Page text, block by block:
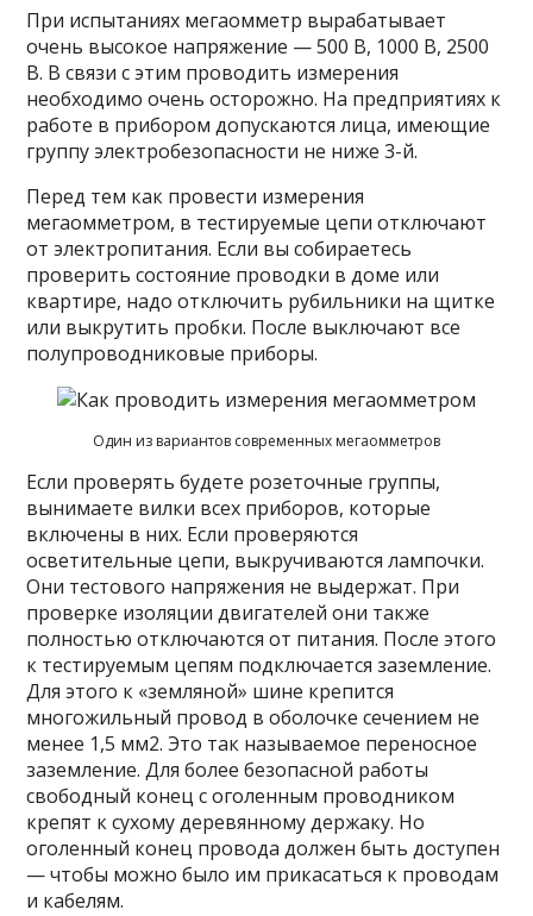
При испытаниях мегаомметр вырабатывает
очень высокое напряжение — 500 В, 1000 В, 2500
В. В связи с этим проводить измерения
необходимо очень осторожно. На предприятиях к
работе в прибором допускаются лица, имеющие
группу электробезопасности не ниже 3-й.
Перед тем как провести измерения
мегаомметром, в тестируемые цепи отключают
от электропитания. Если вы собираетесь
проверить состояние проводки в доме или
квартире, надо отключить рубильники на щитке
или выкрутить пробки. После выключают все
полупроводниковые приборы.
Один из вариантов современных мегаомметров
Если проверять будете розеточные группы,
вынимаете вилки всех приборов, которые
включены в них. Если проверяются
осветительные цепи, выкручиваются лампочки.
Они тестового напряжения не выдержат. При
проверке изоляции двигателей они также
полностью отключаются от питания. После этого
к тестируемым цепям подключается заземление.
Для этого к «земляной» шине крепится
многожильный провод в оболочке сечением не
менее 1,5 мм2. Это так называемое переносное
заземление. Для более безопасной работы
свободный конец с оголенным проводником
крепят к сухому деревянному держаку. Но
оголенный конец провода должен быть доступен
— чтобы можно было им прикасаться к проводам
и кабелям.